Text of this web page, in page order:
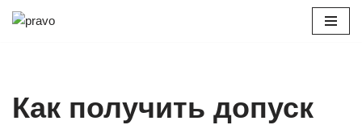
Как получить допуск